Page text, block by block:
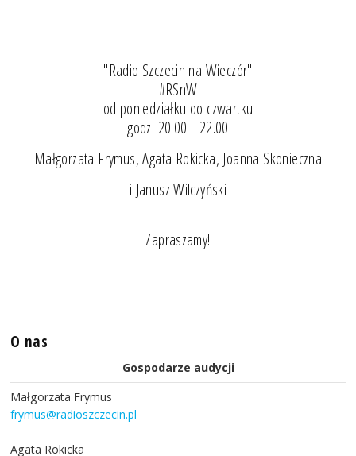
"Radio Szczecin na Wieczór"
#RSnW
od poniedziałku do czwartku
godz. 20.00 - 22.00
Małgorzata Frymus, Agata Rokicka, Joanna Skonieczna
i Janusz Wilczyński
Zapraszamy!
O nas
Gospodarze audycji
Małgorzata Frymus
frymus@radioszczecin.pl
Agata Rokicka